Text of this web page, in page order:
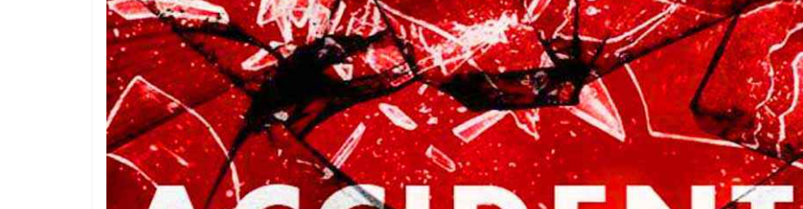
o
o
k
e
r
A
p
p
n
g
r